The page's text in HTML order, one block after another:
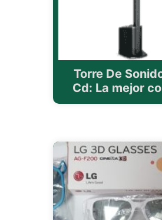
Torre De
Cd: La mejor